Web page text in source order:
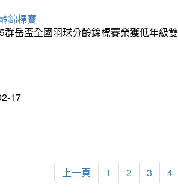
錦標賽
岳盃全國羽球分齡錦標賽榮獲低年級
17
上一頁 1 2 3 4